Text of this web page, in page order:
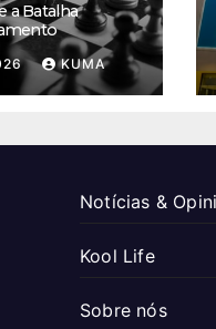
a Batalha
KUMA
Notícias &
Kool Life
Sobre nós